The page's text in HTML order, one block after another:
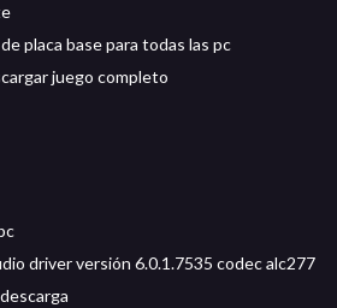
placa base para todas las pc
juego completo
driver versión 6.0.1.7535 codec alc277